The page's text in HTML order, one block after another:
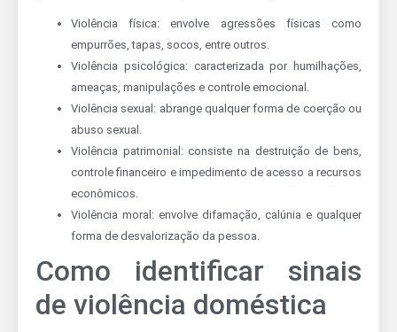
Violência física: envolve agressões físicas como
empurrões, tapas, socos, entre outros.
Violência psicológica: caracterizada por humilhações,
ameaças, manipulações e controle emocional.
Violência sexual: abrange qualquer forma de coerção ou
abuso sexual.
Violência patrimonial: consiste na destruição de bens,
controle financeiro e impedimento de acesso a recursos
econômicos.
Violência moral: envolve difamação, calúnia e qualquer
forma de desvalorização da pessoa.
Como identificar sinais
de violência doméstica